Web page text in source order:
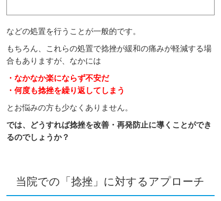
などの処置を行うことが一般的です。
もちろん、これらの処置で捻挫が緩和の痛みが軽減する場
合もありますが、なかには
・なかなか楽にならず不安だ
・何度も捻挫を繰り返してしまう
とお悩みの方も少なくありません。
では、どうすれば捻挫を改善・再発防止に導くことができ
るのでしょうか？
当院での「捻挫」に対するアプローチ